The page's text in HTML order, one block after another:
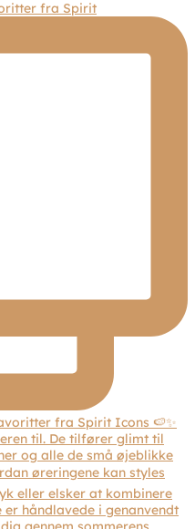
fra Spirit